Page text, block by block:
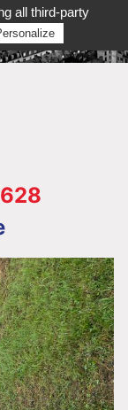
88 35 35 36
all third-party